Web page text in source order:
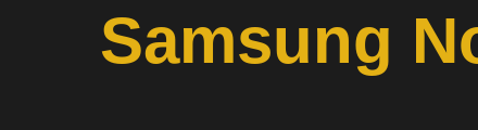
Samsung